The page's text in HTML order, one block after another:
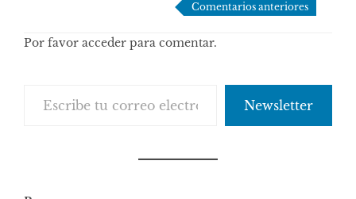
comentarios
Comentarios anteriores
Por favor acceder para comentar.
Newsletter